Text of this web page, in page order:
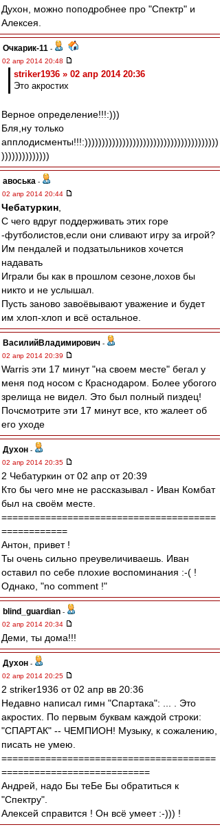
Духон, можно поподробнее про "Спектр" и
Алексея.
Очкарик-11 -
02 апр 2014 20:48
striker1936 » 02 апр 2014 20:36
Это акростих
Верное определение!!!:)))
Бля,ну только
апплодисменты!!!:)))))))))))))))))))))))))))))))))))))))
))))))))))))))
авоська -
02 апр 2014 20:44
Чебатуркин
С чего вдруг поддерживать этих горе
-футболистов,если они сливают игру за игрой?
Им пендалей и подзатыльников хочется
надавать
Играли бы как в прошлом сезоне,лохов бы
никто и не услышал.
Пусть заново завоёвывают уважение и будет
им хлоп-хлоп и всё остальное.
ВасилийВладимирович -
02 апр 2014 20:39
Warris эти 17 минут "на своем месте" бегал у
меня под носом с Краснодаром. Более убогого
зрелища не видел. Это был полный пиздец!
Почсмотрите эти 17 минут все, кто жалеет об
его уходе
Духон -
02 апр 2014 20:35
2 Чебатуркин от 02 апр от 20:39
Кто бы чего мне не рассказывал - Иван Комбат
был на своём месте.
=======================================
============
Антон, привет !
Ты очень сильно преувеличиваешь. Иван
оставил по себе плохие воспоминания :-( !
Однако, "no comment !"
blind_guardian -
02 апр 2014 20:34
Деми, ты дома!!!
Духон -
02 апр 2014 20:25
2 striker1936 от 02 апр вв 20:36
Недавно написал гимн "Спартака": ... . Это
акростих. По первым буквам каждой строки:
"СПАРТАК" -- ЧЕМПИОН! Музыку, к сожалению,
писать не умею.
=======================================
===========================
Андрей, надо Бы теБе Бы обратиться к
"Спектру".
Алексей справится ! Он всё умеет :-))) !